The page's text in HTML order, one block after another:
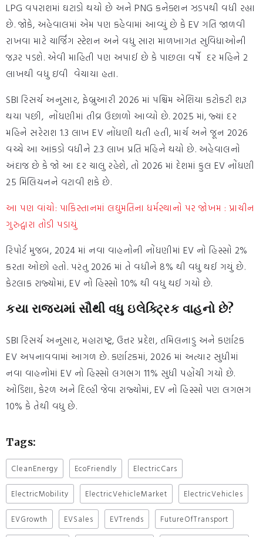
LPG વપરાશમાં ઘટાડો થયો છે અને PNG કનેક્શન ઝડપથી વધી રહ્યા
છે. જોકે, અહેવાલમાં એમ પણ કહેવામાં આવ્યું છે કે EV ગતિ જાળવી
રાખવા માટે ચાર્જિંગ સ્ટેશન અને વધુ સારા માળખાગત સુવિધાઓની
જરૂર પડશે. એવી માહિતી પણ અપાઈ છે કે પાછલા વર્ષે દર મહિને 2
લાખથી વધુ ઇવી વેચાયા હતા.
SBI રિસર્ચ અનુસાર, ફેબ્રુઆરી 2026 માં પશ્ચિમ એશિયા કટોકટી શરૂ
થયા પછી, નોંધણીમાં તીવ્ર ઉછાળો આવ્યો છે. 2025 માં, જ્યાં દર
મહિને સરેરાશ 1.3 લાખ EV નોંધણી થતી હતી, માર્ચ અને જૂન 2026
વચ્ચે આ આંકડો વધીને 2.3 લાખ પ્રતિ મહિને થયો છે. અહેવાલનો
અંદાજ છે કે જો આ દર ચાલુ રહેશે, તો 2026 માં દેશમાં કુલ EV નોંધણી
25 મિલિયનને વટાવી શકે છે.
આ પણ વાંચો: પાકિસ્તાનમાં લઘુમતિના ધર્મસ્થાનો પર જોખમ : પ્રાચીન
ગુરુદ્વારા તોડી પડાયું
રિપોર્ટ મુજબ, 2024 માં નવા વાહનોની નોંધણીમાં EV નો હિસ્સો 2%
કરતા ઓછો હતો. પરંતુ 2026 માં તે વધીને 8% થી વધુ થઈ ગયું છે.
કેટલાક રાજ્યોમાં, EV નો હિસ્સો 10% થી વધુ થઈ ગયો છે.
કયા રાજ્યમાં સૌથી વધુ ઇલેક્ટ્રિક વાહનો છે?
SBI રિસર્ચ અનુસાર, મહારાષ્ટ્ર, ઉત્તર પ્રદેશ, તમિલનાડુ અને કર્ણાટક
EV અપનાવવામાં આગળ છે. કર્ણાટકમાં, 2026 માં અત્યાર સુધીમાં
નવા વાહનોમાં EV નો હિસ્સો લગભગ 11% સુધી પહોંચી ગયો છે.
ઓડિશા, કેરળ અને દિલ્હી જેવા રાજ્યોમાં, EV નો હિસ્સો પણ લગભગ
10% કે તેથી વધુ છે.
Tags:
CleanEnergy EcoFriendly ElectricCars
ElectricMobility ElectricVehicleMarket ElectricVehicles
EVGrowth EVSales EVTrends FutureOfTransport